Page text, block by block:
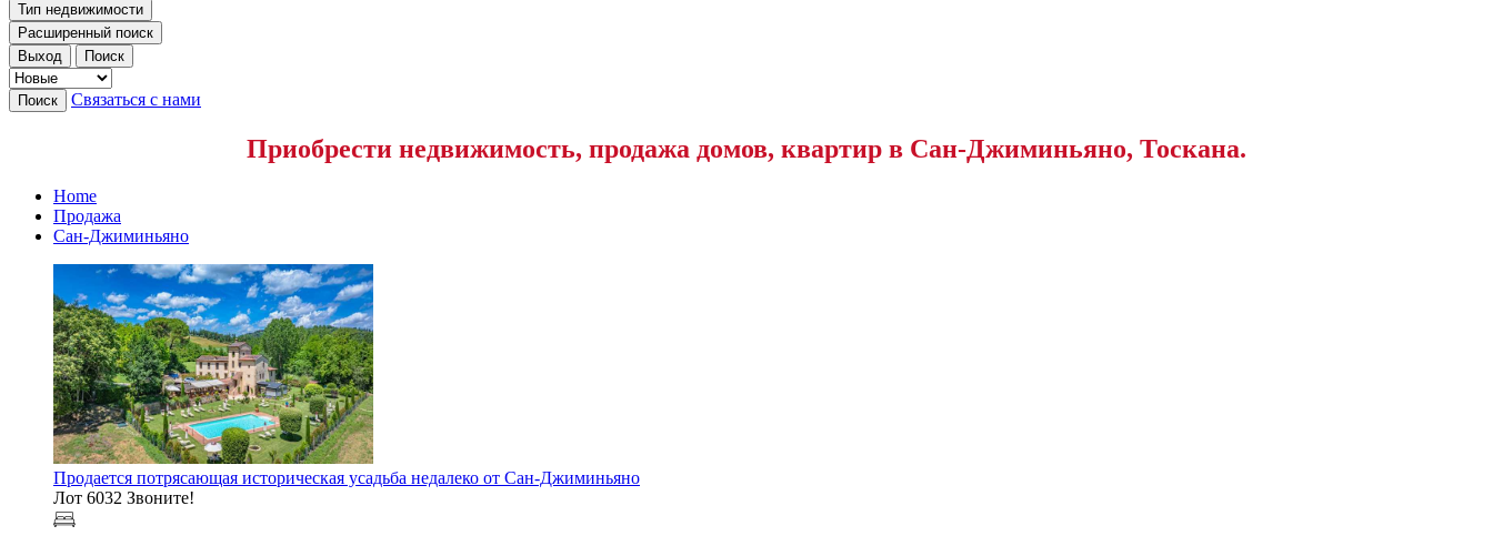
Тип недвижимости
Расширенный поиск
Выход
Поиск
Поиск Связаться с нами
Приобрести недвижимость, продажа домов, квартир в Сан-Джиминьяно, Тоскана.
Home
Продажа
Сан-Джиминьяно
Продается потрясающая историческая усадьба недалеко от Сан-Джиминьяно
Лот 6032 Звоните!